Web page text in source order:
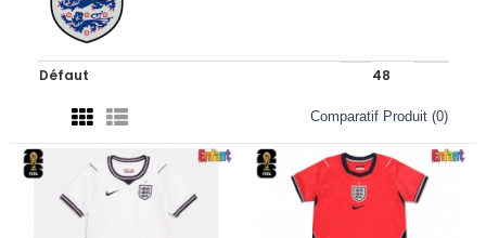
Comparatif Produit (0)